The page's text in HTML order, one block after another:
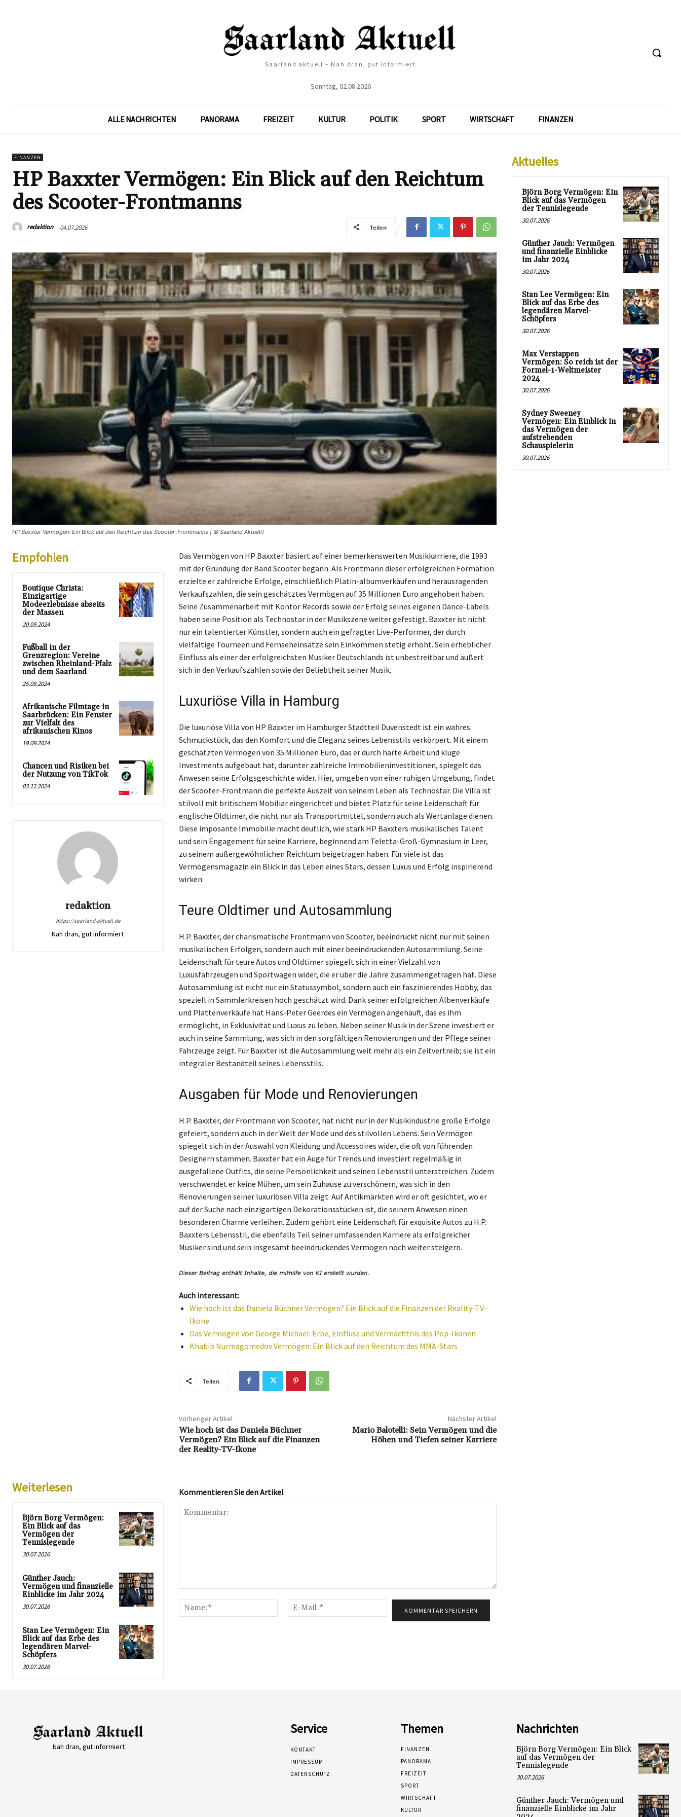
Saarland aktuell – Nah dran, gut informiert
Sonntag, 02.08.2026
ALLE NACHRICHTEN PANORAMA FREIZEIT KULTUR POLITIK SPORT WIRTSCHAFT FINANZEN
FINANZEN
HP Baxxter Vermögen: Ein Blick auf den Reichtum
des Scooter-Frontmanns
redaktion 04.07.2026 Teilen
HP Baxxter Vermögen: Ein Blick auf den Reichtum des Scooter-Frontmanns | © Saarland Aktuell)
Empfohlen
Boutique Christa:
Einzigartige
Modeerlebnisse abseits
der Massen
20.09.2024
Fußball in der
Grenzregion: Vereine
zwischen Rheinland-Pfalz
und dem Saarland
25.09.2024
Afrikanische Filmtage in
Saarbrücken: Ein Fenster
zur Vielfalt des
afrikanischen Kinos
19.09.2024
Chancen und Risiken bei
der Nutzung von TikTok
03.12.2024
redaktion
https://saarland-aktuell.de
Nah dran, gut informiert
Das Vermögen von HP Baxxter basiert auf einer bemerkenswerten Musikkarriere, die 1993
mit der Gründung der Band Scooter begann. Als Frontmann dieser erfolgreichen Formation
erzielte er zahlreiche Erfolge, einschließlich Platin-albumverkäufen und herausragenden
Verkaufszahlen, die sein geschätztes Vermögen auf 35 Millionen Euro angehoben haben.
Seine Zusammenarbeit mit Kontor Records sowie der Erfolg seines eigenen Dance-Labels
haben seine Position als Technostar in der Musikszene weiter gefestigt. Baxxter ist nicht
nur ein talentierter Künstler, sondern auch ein gefragter Live-Performer, der durch
vielfältige Tourneen und Fernseheinsätze sein Einkommen stetig erhöht. Sein erheblicher
Einfluss als einer der erfolgreichsten Musiker Deutschlands ist unbestreitbar und äußert
sich in den Verkaufszahlen sowie der Beliebtheit seiner Musik.
Luxuriöse Villa in Hamburg
Die luxuriöse Villa von HP Baxxter im Hamburger Stadtteil Duvenstedt ist ein wahres
Schmuckstück, das den Komfort und die Eleganz seines Lebensstils verkörpert. Mit einem
geschätzten Vermögen von 35 Millionen Euro, das er durch harte Arbeit und kluge
Investments aufgebaut hat, darunter zahlreiche Immobilieninvestitionen, spiegelt das
Anwesen seine Erfolgsgeschichte wider. Hier, umgeben von einer ruhigen Umgebung, findet
der Scooter-Frontmann die perfekte Auszeit von seinem Leben als Technostar. Die Villa ist
stilvoll mit britischem Mobiliar eingerichtet und bietet Platz für seine Leidenschaft für
englische Oldtimer, die nicht nur als Transportmittel, sondern auch als Wertanlage dienen.
Diese imposante Immobilie macht deutlich, wie stark HP Baxxters musikalisches Talent
und sein Engagement für seine Karriere, beginnend am Teletta-Groß-Gymnasium in Leer,
zu seinem außergewöhnlichen Reichtum beigetragen haben. Für viele ist das
Vermögensmagazin ein Blick in das Leben eines Stars, dessen Luxus und Erfolg inspirierend
wirken.
Teure Oldtimer und Autosammlung
H.P. Baxxter, der charismatische Frontmann von Scooter, beeindruckt nicht nur mit seinen
musikalischen Erfolgen, sondern auch mit einer beeindruckenden Autosammlung. Seine
Leidenschaft für teure Autos und Oldtimer spiegelt sich in einer Vielzahl von
Luxusfahrzeugen und Sportwagen wider, die er über die Jahre zusammengetragen hat. Diese
Autosammlung ist nicht nur ein Statussymbol, sondern auch ein faszinierendes Hobby, das
speziell in Sammlerkreisen hoch geschätzt wird. Dank seiner erfolgreichen Albenverkäufe
und Plattenverkäufe hat Hans-Peter Geerdes ein Vermögen angehäuft, das es ihm
ermöglicht, in Exklusivität und Luxus zu leben. Neben seiner Musik in der Szene investiert er
auch in seine Sammlung, was sich in den sorgfältigen Renovierungen und der Pflege seiner
Fahrzeuge zeigt. Für Baxxter ist die Autosammlung weit mehr als ein Zeitvertreib; sie ist ein
integraler Bestandteil seines Lebensstils.
Ausgaben für Mode und Renovierungen
H.P. Baxxter, der Frontmann von Scooter, hat nicht nur in der Musikindustrie große Erfolge
gefeiert, sondern auch in der Welt der Mode und des stilvollen Lebens. Sein Vermögen
spiegelt sich in der Auswahl von Kleidung und Accessoires wider, die oft von führenden
Designern stammen. Baxxter hat ein Auge für Trends und investiert regelmäßig in
ausgefallene Outfits, die seine Persönlichkeit und seinen Lebensstil unterstreichen. Zudem
verschwendet er keine Mühen, um sein Zuhause zu verschönern, was sich in den
Renovierungen seiner luxuriösen Villa zeigt. Auf Antikmärkten wird er oft gesichtet, wo er
auf der Suche nach einzigartigen Dekorationsstücken ist, die seinem Anwesen einen
besonderen Charme verleihen. Zudem gehört eine Leidenschaft für exquisite Autos zu H.P.
Baxxters Lebensstil, die ebenfalls Teil seiner umfassenden Karriere als erfolgreicher
Musiker sind und sein insgesamt beeindruckendes Vermögen noch weiter steigern.
Auch interessant:
Wie hoch ist das Daniela Büchner Vermögen? Ein Blick auf die Finanzen der Reality-TV-
Ikone
Das Vermögen von George Michael: Erbe, Einfluss und Vermächtnis des Pop-Ikonen
Khabib Nurmagomedov Vermögen: Ein Blick auf den Reichtum des MMA-Stars
Teilen
Vorheriger Artikel
Wie hoch ist das Daniela Büchner
Vermögen? Ein Blick auf die Finanzen
der Reality-TV-Ikone
Nächster Artikel
Mario Balotelli: Sein Vermögen und die
Höhen und Tiefen seiner Karriere
Weiterlesen
Björn Borg Vermögen:
Ein Blick auf das
Vermögen der
Tennislegende
30.07.2026
Günther Jauch:
Vermögen und finanzielle
Einblicke im Jahr 2024
30.07.2026
Stan Lee Vermögen: Ein
Blick auf das Erbe des
legendären Marvel-
Schöpfers
30.07.2026
Kommentieren Sie den Artikel
Name:*
Mail:*
Aktuelles
Björn Borg Vermögen: Ein
Blick auf das Vermögen
der Tennislegende
30.07.2026
Günther Jauch: Vermögen
und finanzielle Einblicke
im Jahr 2024
30.07.2026
Stan Lee Vermögen: Ein
Blick auf das Erbe des
legendären Marvel-
Schöpfers
30.07.2026
Max Verstappen
Vermögen: So reich ist der
Formel-1-Weltmeister
2024
30.07.2026
Sydney Sweeney
Vermögen: Ein Einblick in
das Vermögen der
aufstrebenden
Schauspielerin
30.07.2026
Nah dran, gut informiert
Service
KONTAKT
IMPRESSUM
DATENSCHUTZ
Themen
FINANZEN
PANORAMA
FREIZEIT
SPORT
WIRTSCHAFT
KULTUR
Nachrichten
Björn Borg Vermögen: Ein Blick
auf das Vermögen der
Tennislegende
30.07.2026
Günther Jauch: Vermögen und
finanzielle Einblicke im Jahr